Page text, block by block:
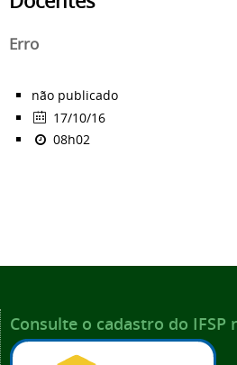
Erro
não publicado
17/10/16
08h02
Consulte o cadastro do IFSP